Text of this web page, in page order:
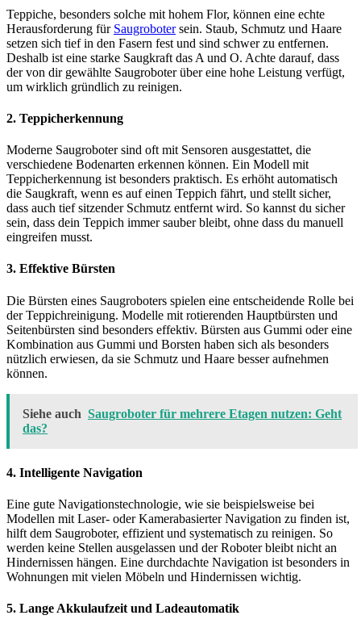
Teppiche, besonders solche mit hohem Flor, können eine echte
Herausforderung für Saugrobotersein. Staub, Schmutz und Haare
setzen sich tief in den Fasern fest und sind schwer zu entfernen.
Deshalb ist eine starke Saugkraft das A und O. Achte darauf, dass
der von dir gewählte Saugroboter über eine hohe Leistung verfügt,
um wirklich gründlich zu reinigen.
2. Teppicherkennung
Moderne Saugroboter sind oft mit Sensoren ausgestattet, die
verschiedene Bodenarten erkennen können. Ein Modell mit
Teppicherkennung ist besonders praktisch. Es erhöht automatisch
die Saugkraft, wenn es auf einen Teppich fährt, und stellt sicher,
dass auch tief sitzender Schmutz entfernt wird. So kannst du sicher
sein, dass dein Teppich immer sauber bleibt, ohne dass du manuell
eingreifen musst.
3. Effektive Bürsten
Die Bürsten eines Saugroboters spielen eine entscheidende Rolle bei
der Teppichreinigung. Modelle mit rotierenden Hauptbürsten und
Seitenbürsten sind besonders effektiv. Bürsten aus Gummi oder eine
Kombination aus Gummi und Borsten haben sich als besonders
nützlich erwiesen, da sie Schmutz und Haare besser aufnehmen
können.
Siehe auch Saugroboter für mehrere Etagen nutzen: Geht
das?
4. Intelligente Navigation
Eine gute Navigationstechnologie, wie sie beispielsweise bei
Modellen mit Laser- oder Kamerabasierter Navigation zu finden ist,
hilft dem Saugroboter, effizient und systematisch zu reinigen. So
werden keine Stellen ausgelassen und der Roboter bleibt nicht an
Hindernissen hängen. Eine durchdachte Navigation ist besonders in
Wohnungen mit vielen Möbeln und Hindernissen wichtig.
5. Lange Akkulaufzeit und Ladeautomatik